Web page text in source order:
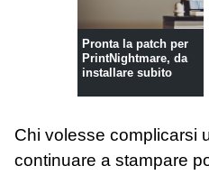
Pronta la patch per
PrintNightmare, da
installare subito
Chi volesse complicarsi
continuare a stampare